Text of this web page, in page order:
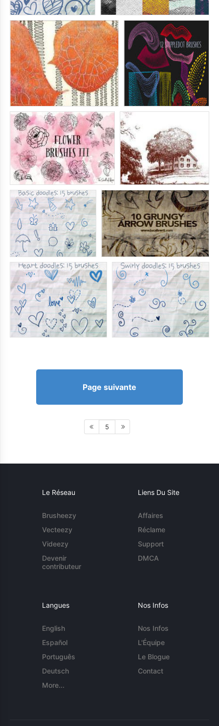
Page suivante
5
Le Réseau
Brusheezy
Vecteezy
Videezy
Devenir
contributeur
Liens Du Site
Affaires
Réclame
Support
DMCA
Langues
English
Español
Português
Deutsch
More...
Nos Infos
Nos Infos
L'Équipe
Le Blogue
Contact